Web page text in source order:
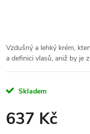
Vzdušný a lehký krém,
a definici vlasů, aniž by je
Skladem
637 Kč